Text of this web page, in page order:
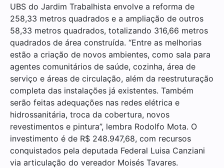
UBS do Jardim Trabalhista envolve a reforma de
258,33 metros quadrados e a ampliação de outros
58,33 metros quadrados, totalizando 316,66 metros
quadrados de área construída. “Entre as melhorias
estão a criação de novos ambientes, como sala para
agentes comunitários de saúde, cozinha, área de
serviço e áreas de circulação, além da reestruturação
completa das instalações já existentes. Também
serão feitas adequações nas redes elétrica e
hidrossanitária, troca da cobertura, novos
revestimentos e pintura”, lembra Rodolfo Mota. O
investimento é de R$ 248.947,68, com recursos
conquistados pela deputada Federal Luisa Canziani
via articulação do vereador Moisés Tavares.